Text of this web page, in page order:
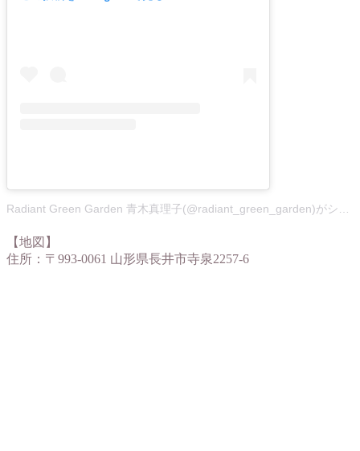
【地図】
住所：〒993-0061 山形県長井市寺泉2257-6